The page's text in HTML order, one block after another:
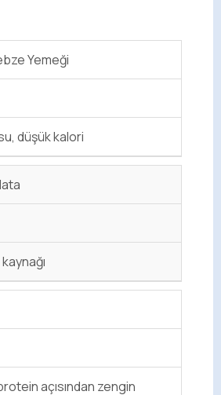
Yemeği
düşük kalori
açısından zengin